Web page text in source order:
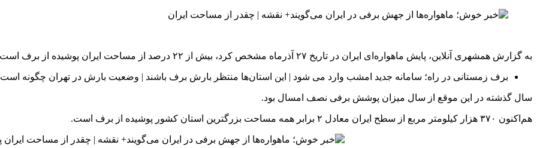
به گزارش همشهری آنلاین، پایش ماهواره‌ای ایران در تاریخ ۲۷ آذرماه مشخص کرد، بیش از ۲۲ درصد از مساحت ایران پوشیده از برف است.
برف زمستانی در راه؛ سامانه جدید امشب وارد می شود | این استان‌ها منتظر بارش برف باشند | وضعیت بارش در تهران چگونه
سال گذشته در این موقع از سال میزان پوشش برفی نصف امسال بود.
هم‌اکنون ۳۷۰ هزار کیلومتر مربع از سطح ایران معادل ۲ برابر همه مساحت بزرگترین استان کشور پوشیده از برف است.